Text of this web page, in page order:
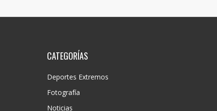
CATEGORÍAS
Deportes Extremos
Fotografía
Noticias